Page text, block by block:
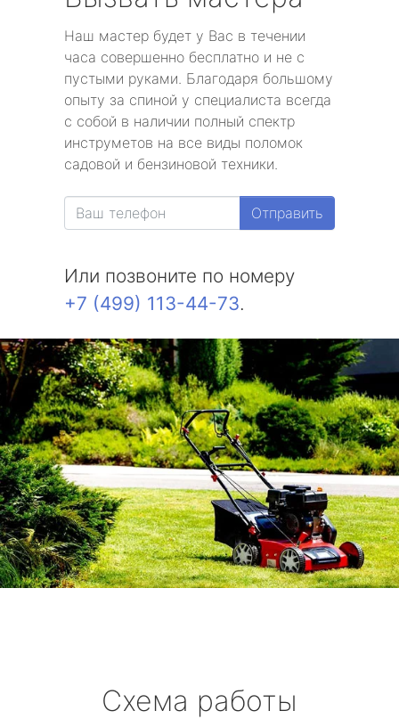
Наш мастер будет у Вас в течении
часа совершенно бесплатно и не с
пустыми руками. Благодаря большому
опыту за спиной у специалиста всегда
с собой в наличии полный спектр
инструметов на все виды поломок
садовой и бензиновой техники.
Отправить
Или позвоните по номеру
+7 (499) 113-44-73.
Схема работы